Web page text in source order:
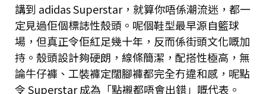
講到 adidas Superstar，就算你唔係潮流迷，都一
定見過佢個標誌性殼頭。呢個鞋型最早源自籃球
場，但真正令佢紅足幾十年，反而係街頭文化嘅加
持。殼頭設計夠硬朗，線條簡潔，配搭性極高，無
論牛仔褲、工裝褲定闊腳褲都完全冇違和感，呢點
令 Superstar 成為「點襯都唔會出錯」嘅代表。